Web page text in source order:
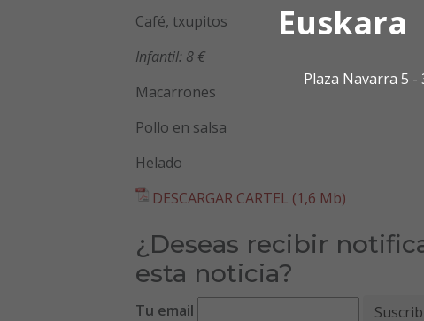
Euskara
Plaza Navarra 5 -
Café, txupitos
Infantil: 8 €
Macarrones
Pollo en salsa
Helado
DESCARGAR CARTEL (1,6 Mb)
¿Deseas recibir
esta noticia?
Tu email